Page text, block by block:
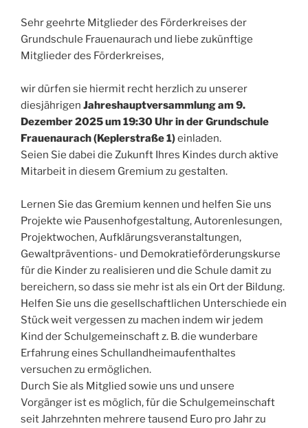
Sehr geehrte Mitglieder des Förderkreises der
Grundschule Frauenaurach und liebe zukünftige
Mitglieder des Förderkreises,
wir dürfen sie hiermit recht herzlich zu unserer
diesjährigen Jahreshauptversammlung am 9.
Dezember 2025 um 19:30 Uhr in der Grundschule
Frauenaurach (Keplerstraße 1)einladen.
Seien Sie dabei die Zukunft Ihres Kindes durch aktive
Mitarbeit in diesem Gremium zu gestalten.
Lernen Sie das Gremium kennen und helfen Sie uns
Projekte wie Pausenhofgestaltung, Autorenlesungen,
Projektwochen, Aufklärungsveranstaltungen,
Gewaltpräventions- und Demokratieförderungskurse
für die Kinder zu realisieren und die Schule damit zu
bereichern, so dass sie mehr ist als ein Ort der Bildung.
Helfen Sie uns die gesellschaftlichen Unterschiede ein
Stück weit vergessen zu machen indem wir jedem
Kind der Schulgemeinschaft z. B. die wunderbare
Erfahrung eines Schullandheimaufenthaltes
versuchen zu ermöglichen.
Durch Sie als Mitglied sowie uns und unsere
Vorgänger ist es möglich, für die Schulgemeinschaft
seit Jahrzehnten mehrere tausend Euro pro Jahr zu